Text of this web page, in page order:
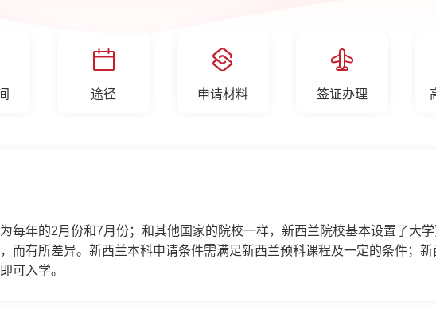
途径 申请材料 签证办理
每年的2月份和7月份；和其他国家的院校一样，新西兰院校基本设置了大
而有所差异。新西兰本科申请条件需满足新西兰预科课程及一定的条件；
可入学。